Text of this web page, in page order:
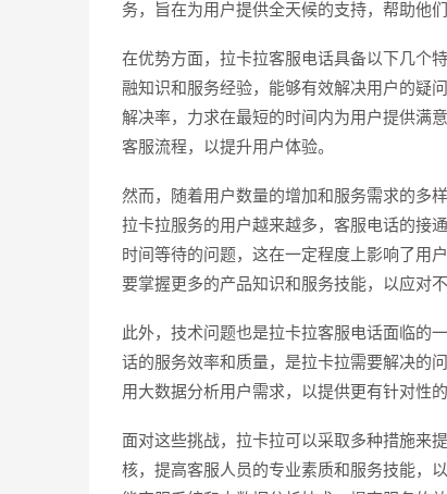
务，旨在为用户提供全天候的支持，帮助他
在优势方面，拉卡拉客服电话具备以下几个
融知识和服务经验，能够有效解决用户的疑
解决率，力求在最短的时间内为用户提供满
客服流程，以提升用户体验。
然而，随着用户数量的增加和服务需求的多
拉卡拉服务的用户越来越多，客服电话的接
时间等待的问题，这在一定程度上影响了用
要掌握更多的产品知识和服务技能，以应对不
此外，技术问题也是拉卡拉客服电话面临的
话的服务效率和质量，是拉卡拉需要解决的
用大数据分析用户需求，以提供更有针对性
面对这些挑战，拉卡拉可以采取多种措施来
核，提高客服人员的专业素质和服务技能，